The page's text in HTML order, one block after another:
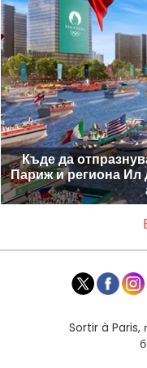
Къде да
Париж и региона Ил
Sortir à Paris,